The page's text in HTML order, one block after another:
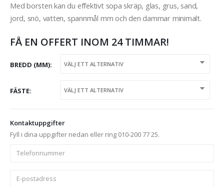
Med borsten kan du effektivt sopa skräp, glas, grus, sand,
jord, snö, vatten, spannmål mm och den dammar minimalt.
FÅ EN OFFERT INOM 24 TIMMAR!
BREDD (MM)
FÄSTE
Kontaktuppgifter
Fyll i dina uppgifter nedan eller ring 010-200 77 25.